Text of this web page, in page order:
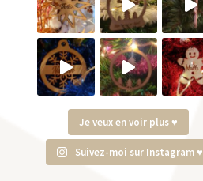
Je veux en voir plus ♥
Suivez-moi sur Instagram ♥